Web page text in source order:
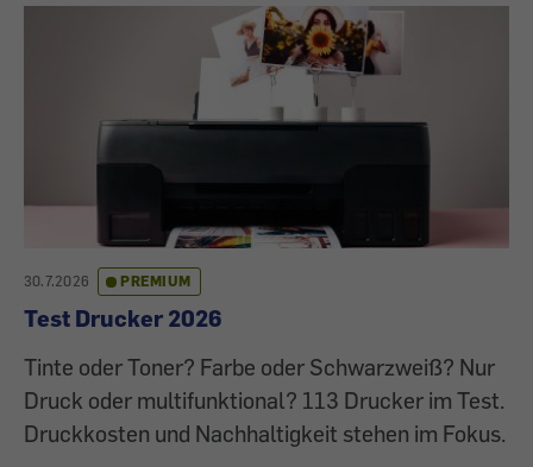
30.7.2026 PREMIUM
Test Drucker 2026
Tinte oder Toner? Farbe oder Schwarzweiß? Nur
Druck oder multifunktional? 113 Drucker im Test.
Druckkosten und Nachhaltigkeit stehen im Fokus.